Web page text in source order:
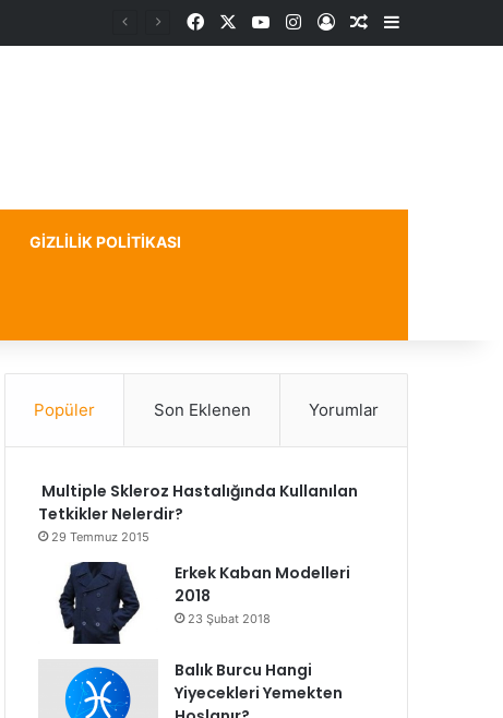
FacebookYouTubeInstagram
Kayıt OlRastgele Makale
Kenar
GIZLILIK POLITIKASI
Popüler Son Eklenen Yorumlar
Multiple Skleroz Hastalığında Kullanılan
Tetkikler Nelerdir?
29 Temmuz 2015
Erkek Kaban Modelleri
2018
23 Şubat 2018
Balık Burcu Hangi
Yiyecekleri Yemekten